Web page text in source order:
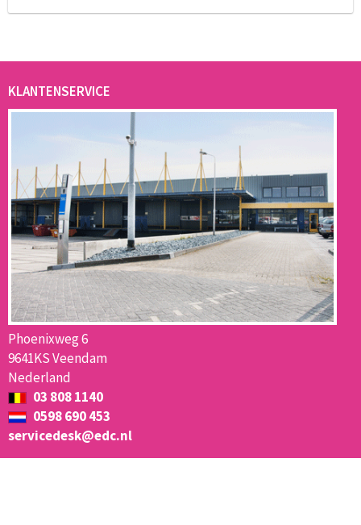
KLANTENSERVICE
Phoenixweg 6
9641KS Veendam
Nederland
03 808 1140
0598 690 453
servicedesk@edc.nl